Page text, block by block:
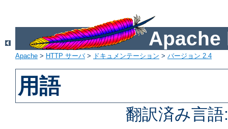
Apache
Apache > HTTP サーバ> ドキュメンテーション > バージョン 2.4
用語
翻訳済み言